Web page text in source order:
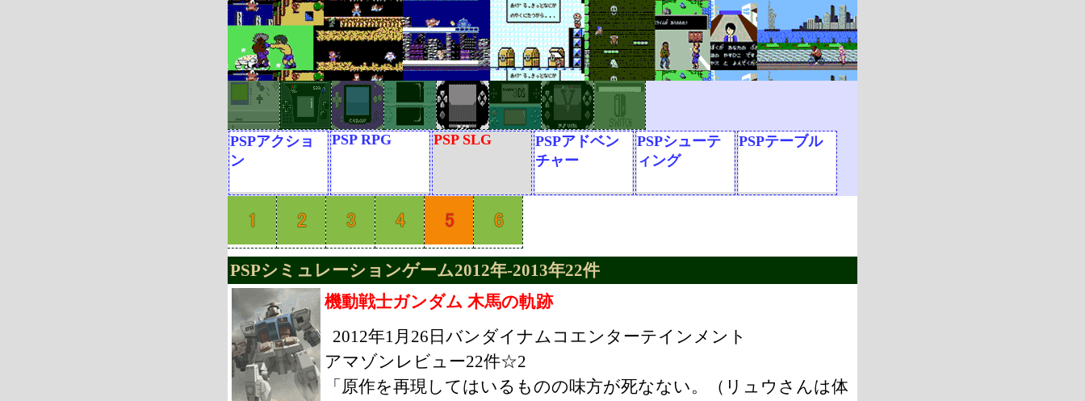
PSPアクショ
ン
PSP RPG PSP SLG
PSPアドベン
チャー
PSPシューテ
ィング
PSPテーブル
PSPシミュレーションゲーム2012年-2013年22件
機動戦士ガンダム 木馬の軌跡
2012年1月26日バンダイナムコエンターテインメント
アマゾンレビュー22件☆2
「原作を再現してはいるものの味方が死なない。（リュウさんは体